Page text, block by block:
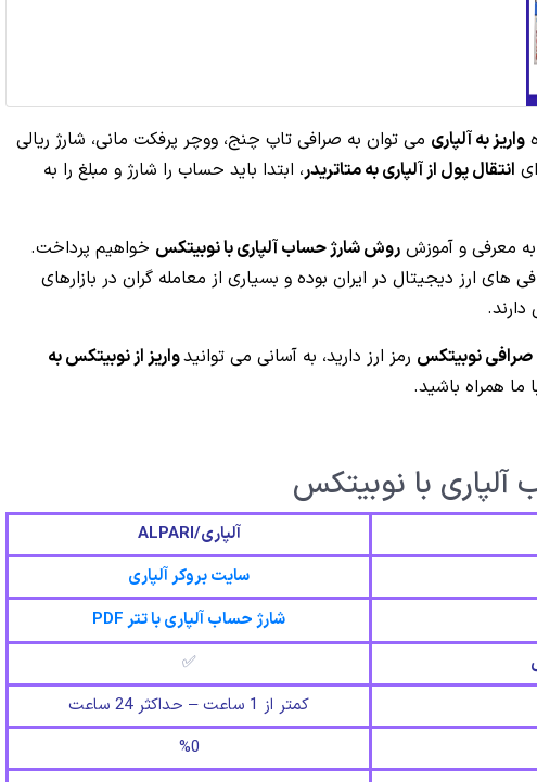
واریز به آلپاری می توان به صرافی تاپ چنج، ووچر پرفکت مانی، شارژ ریالی
انتقال پول از آلپاری به متاتریدر، ابتدا باید حساب را شارژ و مبلغ را به
به معرفی و آموزش روش شارژ حساب آلپاری با نوبیتکس خواهیم پرداخت.
ارز دیجیتال در ایران بوده و بسیاری از معامله گران در بازارهای
صرافی نوبیتکس رمز ارز دارید، به آسانی می توانیدواریز از نوبیتکس به
ما همراه باشید.
با نوبیتکس
آلپاری/ALPARI
سایت بروکر آلپاری
شارژ حساب آلپاری با تتر PDF
✅
کمتر از 1 ساعت – حداکثر 24 ساعت
%0